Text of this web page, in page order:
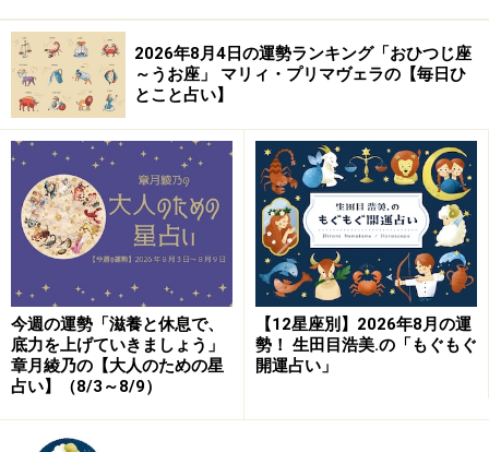
2026年8月4日の運勢ランキング「おひつじ座
～うお座」 マリィ・プリマヴェラの【毎日ひ
とこと占い】
今週の運勢「滋養と休息で、
底力を上げていきましょう」
章月綾乃の【大人のための星
占い】（8/3～8/9）
【12星座別】2026年8月の運
勢！ 生田目浩美.の「もぐもぐ
開運占い」